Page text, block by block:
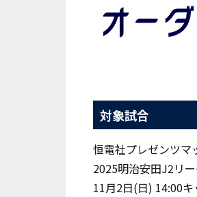
対象試合
恒電社プレゼンツマ
2025明治安田J2リ
11月2日(日) 14:00キ